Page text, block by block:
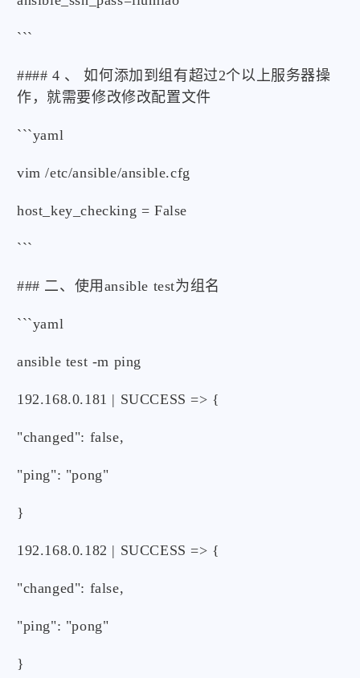
```
#### 4 、 如何添加到组有超过2个以上服务器操
作，就需要修改修改配置文件
```yaml
vim /etc/ansible/ansible.cfg
host_key_checking = False
```
### 二、使用ansible test为组名
```yaml
ansible test -m ping
192.168.0.181 | SUCCESS => {
"changed": false,
"ping": "pong"
}
192.168.0.182 | SUCCESS => {
"changed": false,
"ping": "pong"
}